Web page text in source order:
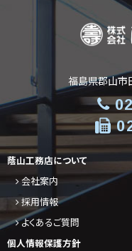
福島県郡山市
蔭山工務店について
会社案内
採用情報
よくあるご質問
個人情報保護方針